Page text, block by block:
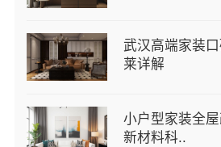
武汉高端家装
莱详解
小户型家装全
新材料科..